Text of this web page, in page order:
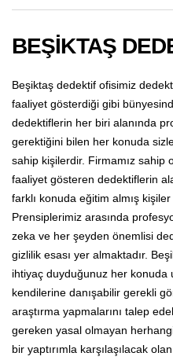
BEŞİKTAŞ
Beşiktaş dedektif ofisimiz
faaliyet gösterdiği gibi
dedektiflerin her biri alanında
gerektiğini bilen her konuda
sahip kişilerdir. Firmamız sahip
faaliyet gösteren dedektiflerin
farklı konuda eğitim almış
Prensiplerimiz arasında
zeka ve her şeyden önemlisi
gizlilik esası yer almaktadır.
ihtiyaç duyduğunuz her konuda
kendilerine danışabilir gerekli
araştırma yapmalarını talep
gereken yasal olmayan
bir yaptırımla karşılaşılacak